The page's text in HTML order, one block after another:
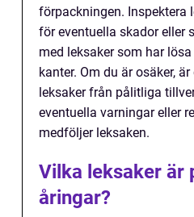
förpackningen. Inspektera
för eventuella skador eller
med leksaker som har
kanter. Om du är osäker,
leksaker från pålitliga
eventuella varningar eller
medföljer leksaken.
Vilka leksaker är
åringar?